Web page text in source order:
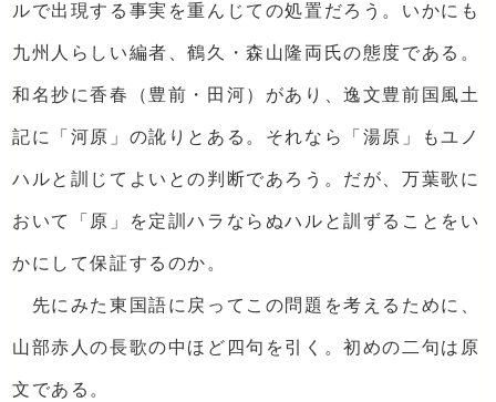
ルで出現する事実を重んじての処置だろう。いかにも
九州人らしい編者、鶴久・森山隆両氏の態度である。
和名抄に香春（豊前・田河）があり、逸文豊前国風土
記に「河原」の訛りとある。それなら「湯原」もユノ
ハルと訓じてよいとの判断であろう。だが、万葉歌に
おいて「原」を定訓ハラならぬハルと訓ずることをい
かにして保証するのか。
先にみた東国語に戻ってこの問題を考えるために、
山部赤人の長歌の中ほど四句を引く。初めの二句は原
文である。